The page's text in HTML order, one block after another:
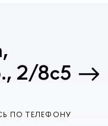
2/8с5
ПО ТЕЛЕФОНУ